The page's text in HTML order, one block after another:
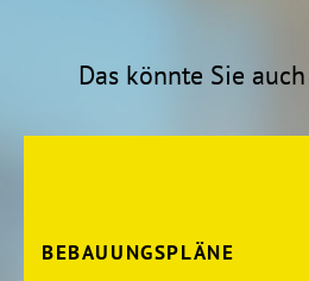
Das könnte Sie
BEBAUUNGSPLÄNE